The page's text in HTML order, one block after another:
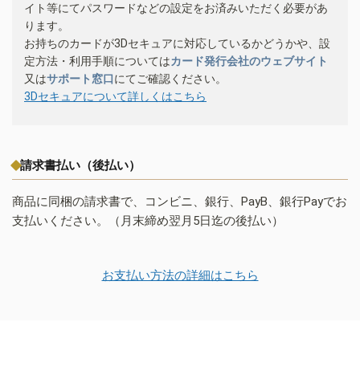
イト等にてパスワードなどの設定をお済みいただく必要があ
ります。
お持ちのカードが3Dセキュアに対応しているかどうかや、設
定方法・利用手順についてはカード発行会社のウェブサイト
又はサポート窓口にてご確認ください。
3Dセキュアについて詳しくはこちら
請求書払い（後払い）
商品に同梱の請求書で、コンビニ、銀行、PayB、銀行Payでお
支払いください。（月末締め翌月5日迄の後払い）
お支払い方法の詳細はこちら